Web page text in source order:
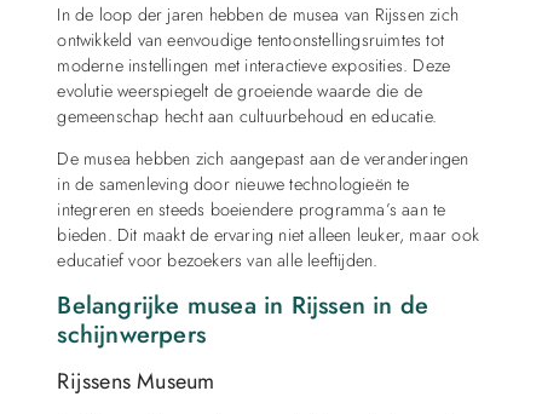
In de loop der jaren hebben de musea van Rijssen zich
ontwikkeld van eenvoudige tentoonstellingsruimtes tot
moderne instellingen met interactieve exposities. Deze
evolutie weerspiegelt de groeiende waarde die de
gemeenschap hecht aan cultuurbehoud en educatie.
De musea hebben zich aangepast aan de veranderingen
in de samenleving door nieuwe technologieën te
integreren en steeds boeiendere programma’s aan te
bieden. Dit maakt de ervaring niet alleen leuker, maar ook
educatief voor bezoekers van alle leeftijden.
Belangrijke musea in Rijssen in de
schijnwerpers
Rijssens Museum